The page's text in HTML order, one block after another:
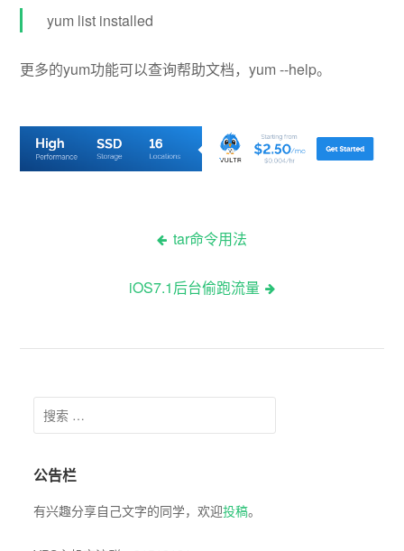
yum list installed
更多的yum功能可以查询帮助文档，yum --help。
tar命令用法
iOS7.1后台偷跑流量
Search for:
公告栏
有兴趣分享自己文字的同学，欢迎投稿。